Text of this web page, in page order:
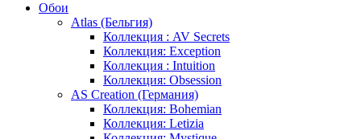
Обои
Atlas (Бельгия)
Коллекция : AV Secrets
Коллекция: Exception
Коллекция : Intuition
Коллекция: Obsession
AS Creation (Германия)
Коллекция: Bohemian
Коллекция: Letizia